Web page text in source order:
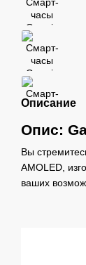
Описание
Опис:
Вы
AMOLED,
ваших